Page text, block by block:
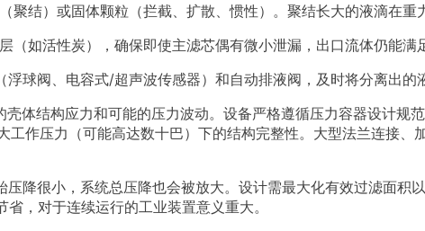
结）或固体颗粒（拦截、扩散、惯性）。聚结长大的液滴在重
如活性炭），确保即使主滤芯偶有微小泄漏，出口流体仍能满
球阀、电容式/超声波传感器）和自动排液阀，及时将分离出的
体结构应力和可能的压力波动。设备严格遵循压力容器设计规
作压力（可能高达数十巴）下的结构完整性。大型法兰连接
降很小，系统总压降也会被放大。设计需最大化有效过滤面积
，对于连续运行的工业装置意义重大。